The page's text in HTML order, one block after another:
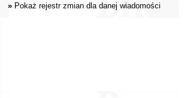
» Pokaż rejestr zmian dla danej wiadomości